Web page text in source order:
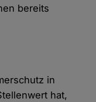
bereits
in
hat,